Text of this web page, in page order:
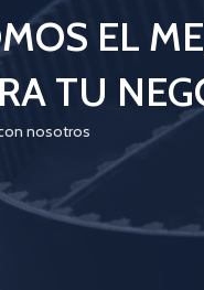
EL
TU
nosotros